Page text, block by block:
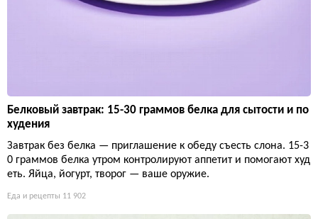
Белковый завтрак: 15-30 граммов белка для сытости и по
худения
Завтрак без белка — приглашение к обеду съесть слона. 15-3
0 граммов белка утром контролируют аппетит и помогают худ
еть. Яйца, йогурт, творог — ваше оружие.
Еда и рецепты 11 902